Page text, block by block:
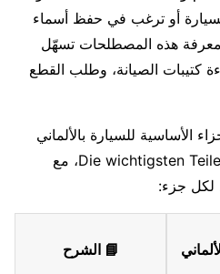
أو ترغب في حفظ أسماء
معرفة هذه المصطلحات تسهّل
كتيبات الصيانة، وطلب القطع
الأساسية للسيارة بالألماني
Die wichtigsten Teile eines Autos auf Deutsch، مع
جزء:
📘 الشرح